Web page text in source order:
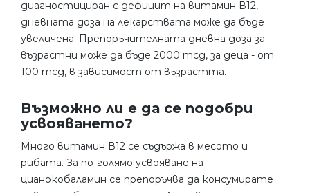
диагностициран с дефицит на витамин В12,
дневната доза на лекарствата може да бъде
увеличена. Препоръчителната дневна доза за
възрастни може да бъде 2000 mcg, за деца - от
100 mcg, в зависимост от възрастта.
Възможно ли е да се подобри
усвояването?
Много витамин В12 се съдържа в месото и
рибата. За по-голямо усвояване на
цианокобаламин се препоръчва да консумирате